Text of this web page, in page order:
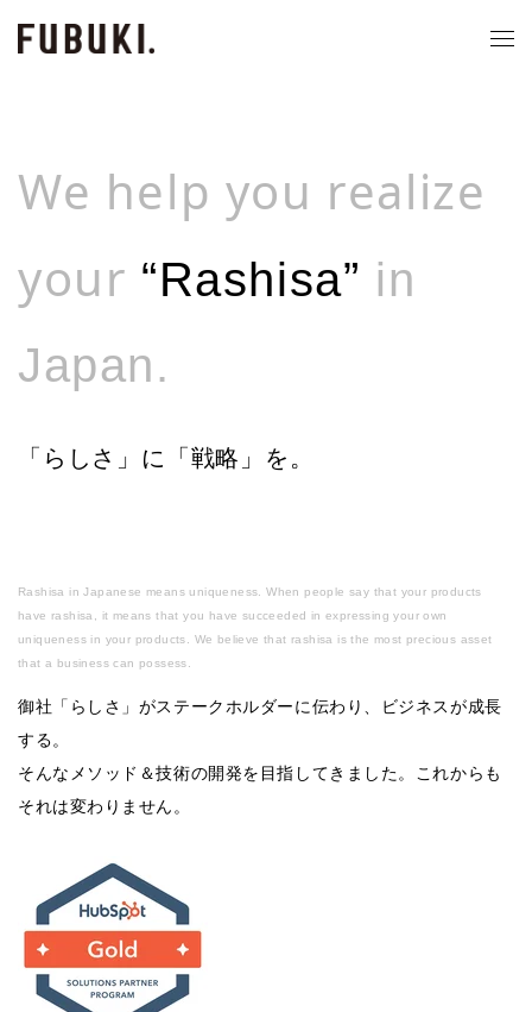
We help you realize
your “Rashisa” in
Japan.
「らしさ」に「戦略」を。
Rashisa in Japanese means uniqueness. When people say that your products
have rashisa, it means that you have succeeded in expressing your own
uniqueness in your products. We believe that rashisa is the most precious asset
that a business can possess.
御社「らしさ」がステークホルダーに伝わり、ビジネスが成長
する。
そんなメソッド＆技術の開発を目指してきました。これからも
それは変わりません。